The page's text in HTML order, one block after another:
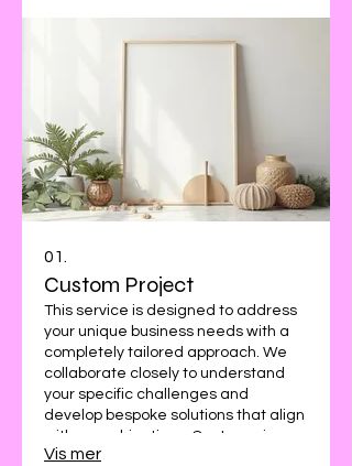
01.
Custom Project
This service is designed to address
your unique business needs with a
completely tailored approach. We
collaborate closely to understand
your specific challenges and
develop bespoke solutions that align
with your objectives. Our team is
dedicated to delivering exceptional
Vis mer